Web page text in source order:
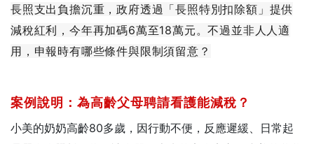
長照支出負擔沉重，政府透過「長照特別扣除額」提供
減稅紅利，今年再加碼6萬至18萬元。不過並非人人適
用，申報時有哪些條件與限制須留意？
案例說明：為高齡父母聘請看護能減稅？
小美的奶奶高齡80多歲，因行動不便，反應遲緩、日常起